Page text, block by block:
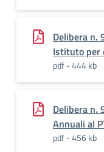
Delibera n.
Istituto per
pdf - 444 kb
Delibera n.
Annuali al
pdf - 456 kb